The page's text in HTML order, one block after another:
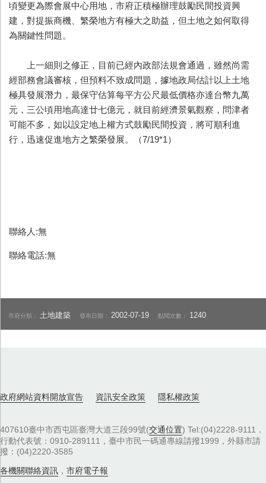
頃變更為際會展中心用地，市府正積極辦理鼓勵民間投資興
建，對提振商機、繁榮地方有極大之助益，但土地之如何取得
為關鍵性問題。
上一細則之修正，目前已經內政部法規會通過，雖然尚需
經部務會議審核，但預料不致成問題，據地政局估計以上土地
極具發展潛力，最保守估算每平方公尺最低價格亦達台幣九萬
元，三公頃用地高達廿七億元，就目前經濟景氣觀察，問津者
可能不多，如以設定地上權方式鼓勵民間投資，將可順利進
行，迅速促進地方之繁榮發展。（7/19*1）
聯絡人:無
聯絡電話:無
市府分類： 土地建築 發布日期： 2002-07-19 點閱次數： 1240
政府網站資料開放宣告 資訊安全政策 隱私權政策
407610臺中市西屯區臺灣大道三段99號(交通位置) Tel:(04)2228-9111．
行動代表號：0910-289111，臺中市民一碼通專線請撥1999，外縣市請
撥：(04)2220-3585
各機關聯絡資訊 ， 市府電子報